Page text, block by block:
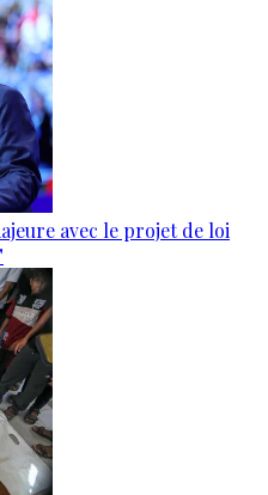
avec le projet de loi